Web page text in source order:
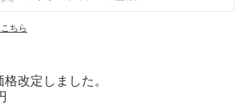
ちら
改定しました。